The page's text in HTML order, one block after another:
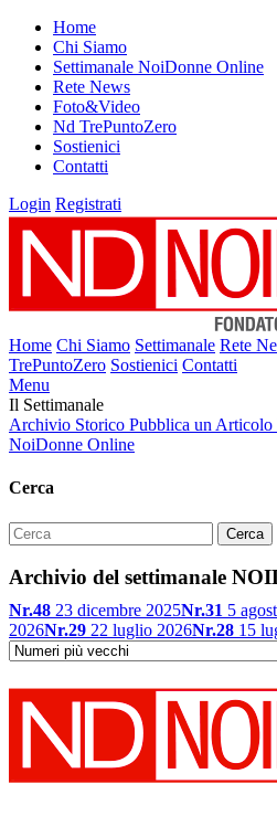
Home
Chi Siamo
Settimanale NoiDonne Online
Rete News
Foto&Video
Nd TrePuntoZero
Sostienici
Contatti
Login Registrati
Home Chi Siamo Settimanale Rete
TrePuntoZero Sostienici Contatti
Menu
Il Settimanale
Archivio Storico Pubblica un Articolo
NoiDonne Online
Cerca
Archivio del settimanale
Nr.48 23 dicembre 2025Nr.31 5
2026Nr.29 22 luglio 2026Nr.28 15